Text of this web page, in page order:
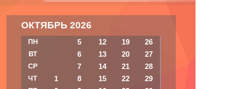
ОКТЯБРЬ 2026
ПН 5 12 19 26
ВТ 6 13 20 27
СР 7 14 21 28
ЧТ 1 8 15 22 29